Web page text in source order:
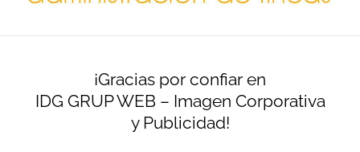
¡Gracias por confiar en
IDG GRUP WEB – Imagen Corporativa
y Publicidad!